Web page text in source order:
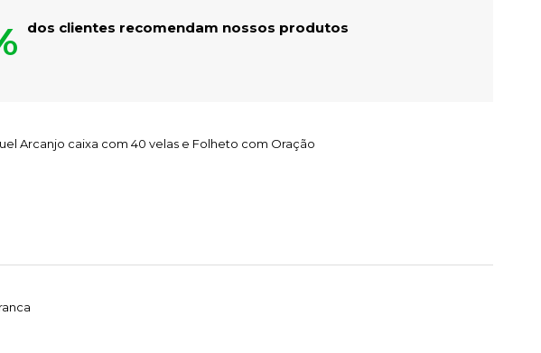
dos clientes recomendam nossos produtos
Arcanjo caixa com 40 velas e Folheto com Oração